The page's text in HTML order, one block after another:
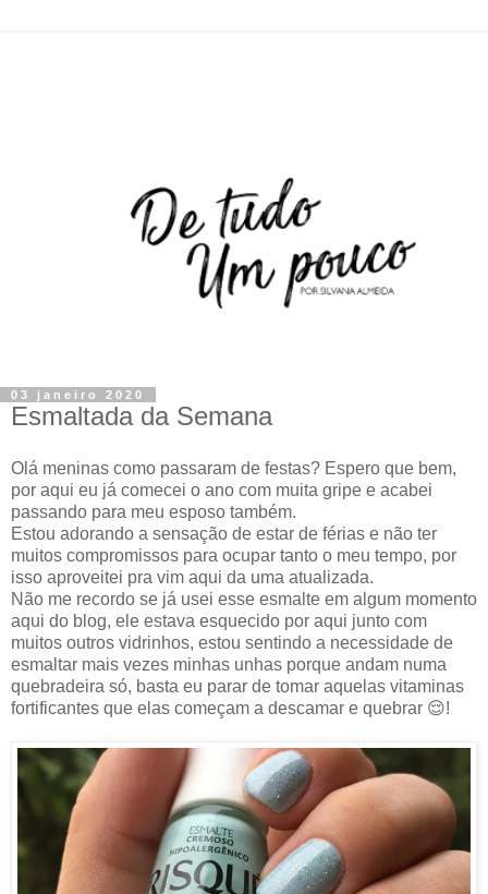
03 janeiro 2020
Esmaltada da Semana
Olá meninas como passaram de festas? Espero que bem,
por aqui eu já comecei o ano com muita gripe e acabei
passando para meu esposo também.
Estou adorando a sensação de estar de férias e não ter
muitos compromissos para ocupar tanto o meu tempo, por
isso aproveitei pra vim aqui da uma atualizada.
Não me recordo se já usei esse esmalte em algum momento
aqui do blog, ele estava esquecido por aqui junto com
muitos outros vidrinhos, estou sentindo a necessidade de
esmaltar mais vezes minhas unhas porque andam numa
quebradeira só, basta eu parar de tomar aquelas vitaminas
fortificantes que elas começam a descamar e quebrar 😌!